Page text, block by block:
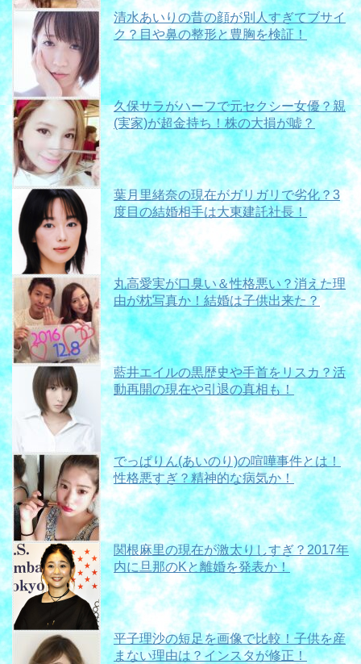
清水あいりの昔の顔が別人すぎてブサイ
ク？目や鼻の整形と豊胸を検証！
久保サラがハーフで元セクシー女優？親
(実家)が超金持ち！株の大損が嘘？
葉月里緒奈の現在がガリガリで劣化？3
度目の結婚相手は大東建託社長！
丸高愛実が口臭い＆性格悪い？消えた理
由が枕写真か！結婚は子供出来た？
藍井エイルの黒歴史や手首をリスカ？活
動再開の現在や引退の真相も！
でっぱりん(あいのり)の喧嘩事件とは！
性格悪すぎ？精神的な病気か！
関根麻里の現在が激太りしすぎ？2017年
内に旦那のKと離婚を発表か！
平子理沙の短足を画像で比較！子供を産
まない理由は？インスタが修正！